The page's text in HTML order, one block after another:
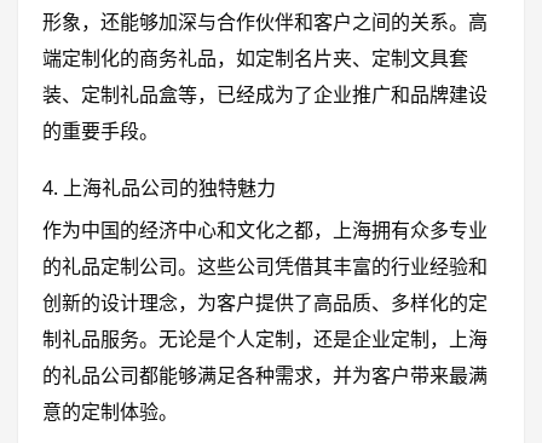
形象，还能够加深与合作伙伴和客户之间的关系。高
端定制化的商务礼品，如定制名片夹、定制文具套
装、定制礼品盒等，已经成为了企业推广和品牌建设
的重要手段。
4. 上海礼品公司的独特魅力
作为中国的经济中心和文化之都，上海拥有众多专业
的礼品定制公司。这些公司凭借其丰富的行业经验和
创新的设计理念，为客户提供了高品质、多样化的定
制礼品服务。无论是个人定制，还是企业定制，上海
的礼品公司都能够满足各种需求，并为客户带来最满
意的定制体验。